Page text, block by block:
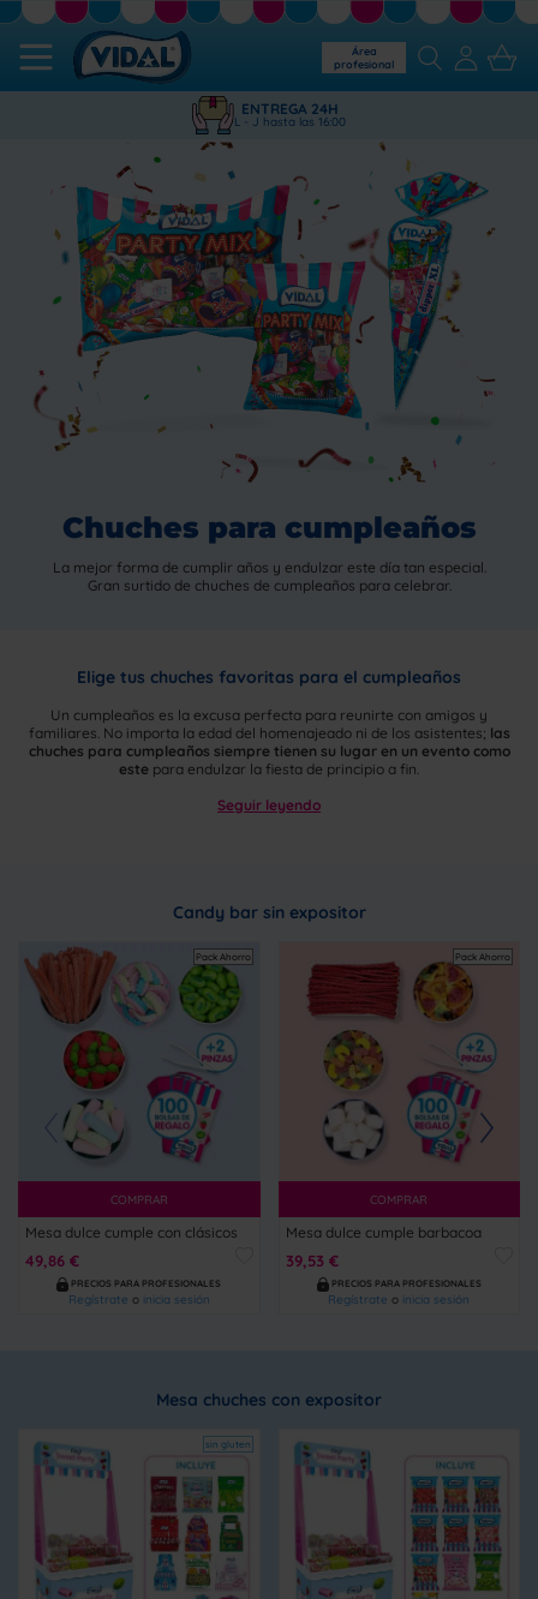
Área
profesional
ENTREGA 24H
L - J hasta las 16:00
Chuches para cumpleaños
La mejor forma de cumplir años y endulzar este día tan especial.
Gran surtido de chuches de cumpleaños para celebrar.
Elige tus chuches favoritas para el cumpleaños
Un cumpleaños es la excusa perfecta para reunirte con amigos y
familiares. No importa la edad del homenajeado ni de los asistentes; las
chuches para cumpleaños siempre tienen su lugar en un evento como
este para endulzar la fiesta de principio a fin.
Seguir leyendo
Candy bar sin expositor
Pack Ahorro
COMPRAR
Mesa dulce cumple con clásicos
49,86 €
PRECIOS PARA PROFESIONALES
Regístrate o inicia sesión
Pack Ahorro
COMPRAR
Mesa dulce cumple barbacoa
39,53 €
PRECIOS PARA PROFESIONALES
Regístrate o inicia sesión
Mesa chuches con expositor
sin gluten